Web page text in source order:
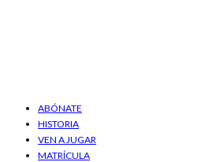
ABÓNATE
HISTORIA
VEN A JUGAR
MATRÍCULA